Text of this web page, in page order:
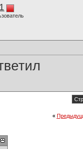
«